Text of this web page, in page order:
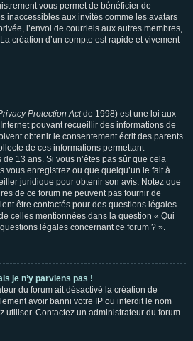
vous permet de bénéficier de
inaccessibles aux invités comme les avatars
l’envoi de courriels aux autres membres,
création d’un compte est rapide et vivement
Protection Actde 1998) est une loi aux
pouvant recueillir des informations de
obtenir le consentement écrit des parents
de ces informations permettant
13 ans. Si vous n’êtes pas sûr que cela
vous enregistrez ou que quelqu’un le fait à
juridique pour obtenir son avis. Notez que
de ce forum ne peuvent pas fournir de
être contactés pour des questions légales
celles mentionnées dans la question « Qui
légales concernant ce forum ? ».
je n’y parviens pas !
du forum ait désactivé la création de
avoir banni votre IP ou interdit le nom
utiliser. Contactez un administrateur du forum